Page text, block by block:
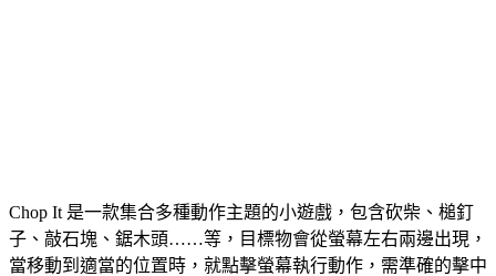
Chop It 是一款集合多種動作主題的小遊戲，包含砍柴、槌釘
子、敲石塊、鋸木頭……等，目標物會從螢幕左右兩邊出現，
當移動到適當的位置時，就點擊螢幕執行動作，需準確的擊中